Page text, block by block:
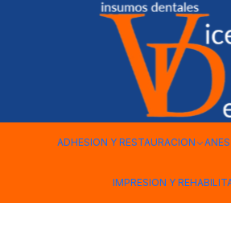
ADHESION Y RESTAURACION
IMPRESION Y
INSTRUMENTAL ESPATULA